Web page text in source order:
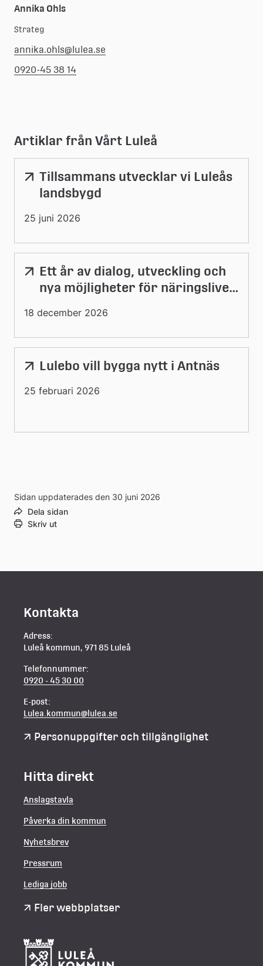
Annika Ohls
Strateg
annika.ohls@lulea.se
0920-45 38 14
Artiklar från Vårt Luleå
Länk
webbplats
Tillsammans utvecklar vi Luleås
landsbygd
25 juni 2026
Länk
webbplats
Ett år av dialog, utveckling och
nya möjligheter för näringslivet
18 december 2026
Länk
extern
Lulebo vill bygga nytt i Antnäs
25 februari 2026
Sidan uppdaterades den 30 juni 2026
Dela sidan
Skriv ut
Kontakta
Adress:
Luleå kommun, 971 85 Luleå
Telefonnummer:
0920 - 45 30 00
E-post:
Lulea.kommun@lulea.se
Personuppgifter och tillgänglighet
Hitta direkt
Anslagstavla
Påverka din kommun
Nyhetsbrev
Pressrum
Lediga jobb
Fler webbplatser